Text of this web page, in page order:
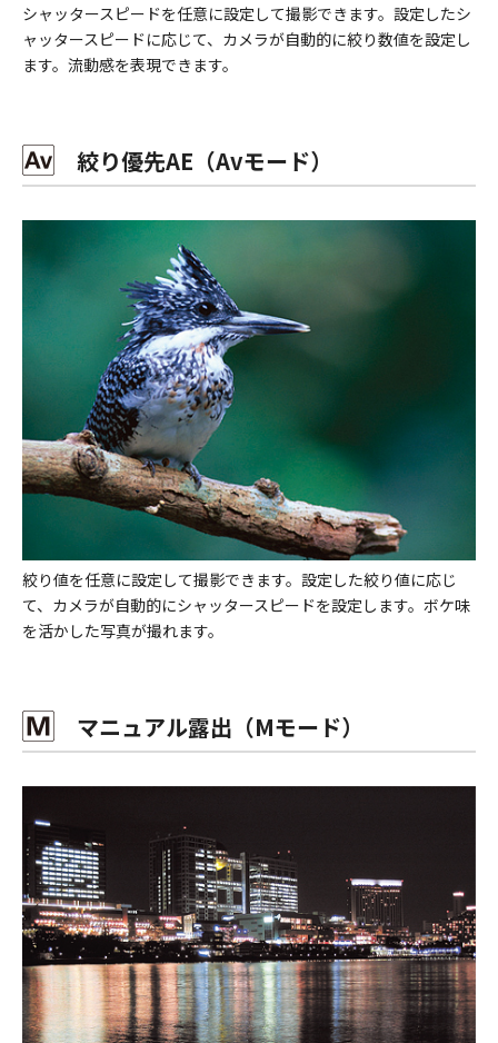
シャッタースピードを任意に設定して撮影できます。設定したシ
ャッタースピードに応じて、カメラが自動的に絞り数値を設定し
ます。流動感を表現できます。
絞り優先AE（Avモード）
絞り値を任意に設定して撮影できます。設定した絞り値に応じ
て、カメラが自動的にシャッタースピードを設定します。ボケ味
を活かした写真が撮れます。
マニュアル露出（Mモード）